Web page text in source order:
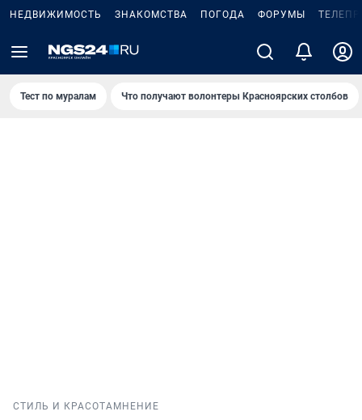
НЕДВИЖИМОСТЬ ЗНАКОМСТВА ПОГОДА ФОРУМЫ
Тест по мурaлaм Что получают волонтеры Красноярских столбов
СТИЛЬ И КРАСОТА МНЕНИЕ